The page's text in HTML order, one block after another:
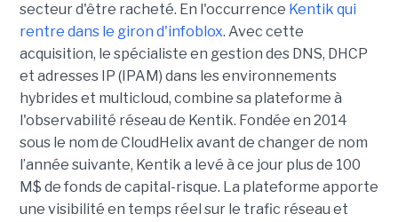
secteur d'être racheté. En l'occurrence Kentik qui
rentre dans le giron d'infoblox. Avec cette
acquisition, le spécialiste en gestion des DNS, DHCP
et adresses IP (IPAM) dans les environnements
hybrides et multicloud, combine sa plateforme à
l'observabilité réseau de Kentik. Fondée en 2014
sous le nom de CloudHelix avant de changer de nom
l’année suivante, Kentik a levé à ce jour plus de 100
M$ de fonds de capital-risque. La plateforme apporte
une visibilité en temps réel sur le trafic réseau et